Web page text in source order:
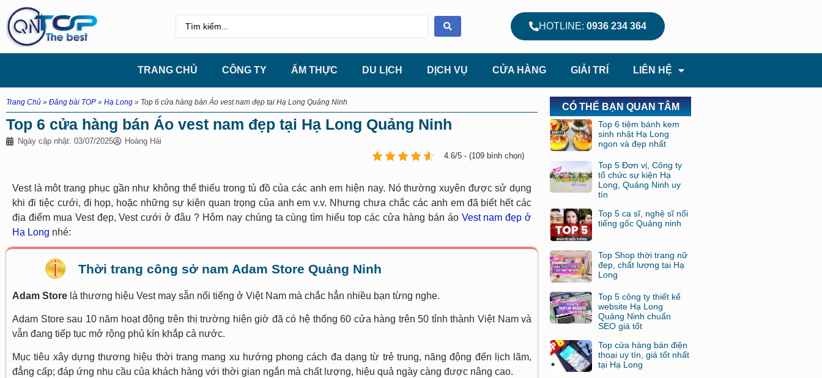
HOTLINE:0936 234 364
TRANG CHỦ CÔNG TY ẨM THỰC DU LỊCH DỊCH VỤ CỬA HÀNG GIẢI TRÍ LIÊN HỆ
Trang Chủ » Đăng bài TOP » Hạ Long » Top 6 cửa hàng bán Áo vest nam đẹp tại Hạ Long Quảng Ninh
Top 6 cửa hàng bán Áo vest nam đẹp tại Hạ Long Quảng Ninh
Ngày cập nhật: 03/07/2025
Hoàng Hải
4.6/5 - (109 bình chọn)
Vest là môt trang phục gần như không thể thiếu trong tủ đồ của các anh em hiện nay. Nó thường xuyên được sử dụng
khi đi tiệc cưới, đi họp, hoặc những sự kiện quan trọng của anh em v.v. Nhưng chưa chắc các anh em đã biết hết các
địa điểm mua Vest đẹp, Vest cưới ở đâu ? Hôm nay chúng ta cùng tìm hiểu top các cửa hàng bán áo Vest nam đẹp ở
Hạ Long nhé:
Thời trang công sở nam Adam Store Quảng Ninh
Adam Store là thương hiệu Vest may sẵn nổi tiếng ở Việt Nam mà chắc hẳn nhiều bạn từng nghe.
Adam Store sau 10 năm hoạt động trên thị trường hiện giờ đã có hệ thống 60 cửa hàng trên 50 tỉnh thành Việt Nam và
vẫn đang tiếp tục mở rộng phủ kín khắp cả nước.
Mục tiêu xây dựng thương hiệu thời trang mang xu hướng phong cách đa dạng từ trẻ trung, năng động đến lịch lãm,
đẳng cấp; đáp ứng nhu cầu của khách hàng với thời gian ngắn mà chất lượng, hiệu quả ngày càng được nâng cao.
CÓ THỂ BẠN QUAN TÂM
Top 6 tiệm bánh kem
sinh nhật Hạ Long
ngon và đẹp nhất
Top 5 Đơn vị, Công ty
tổ chức sự kiện Hạ
Long, Quảng Ninh uy
tín
Top 5 ca sĩ, nghệ sĩ nổi
tiếng gốc Quảng ninh
Top Shop thời trang nữ
đẹp, chất lượng tại Hạ
Long
Top 5 công ty thiết kế
website Hạ Long
Quảng Ninh chuẩn
SEO giá tốt
Top cửa hàng bán điện
thoại uy tín, giá tốt nhất
tại Hạ Long